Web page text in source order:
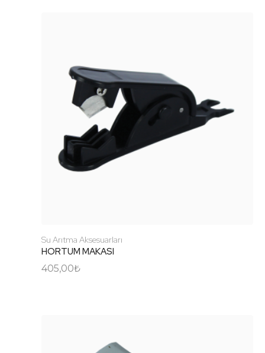
Su Arıtma Aksesuarları
HORTUM MAKASI
405,00₺